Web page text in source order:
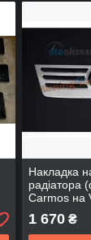
Накладка
радіатора
Carmos на
Caddy
1 670₴